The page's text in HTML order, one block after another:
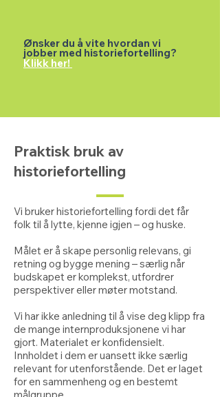
Ønsker du å vite hvordan vi
jobber med historiefortelling?
Klikk her!
Praktisk bruk av
historiefortelling
Vi bruker historiefortelling fordi det får
folk til å lytte, kjenne igjen – og huske.
Målet er å skape personlig relevans, gi
retning og bygge mening – særlig når
budskapet er komplekst, utfordrer
perspektiver eller møter motstand.
Vi har ikke anledning til å vise deg klipp fra
de mange internproduksjonene vi har
gjort. Materialet er konfidensielt.
Innholdet i dem er uansett ikke særlig
relevant for utenforstående. ​ Det er laget
for en sammenheng og en bestemt